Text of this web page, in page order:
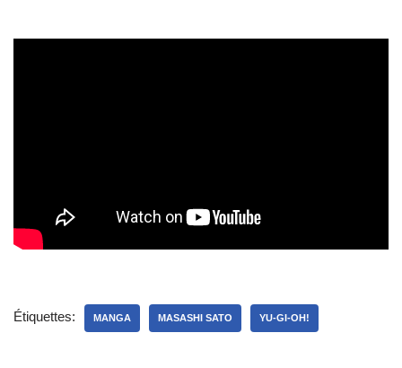
Étiquettes: MANGA MASASHI SATO YU-GI-OH!